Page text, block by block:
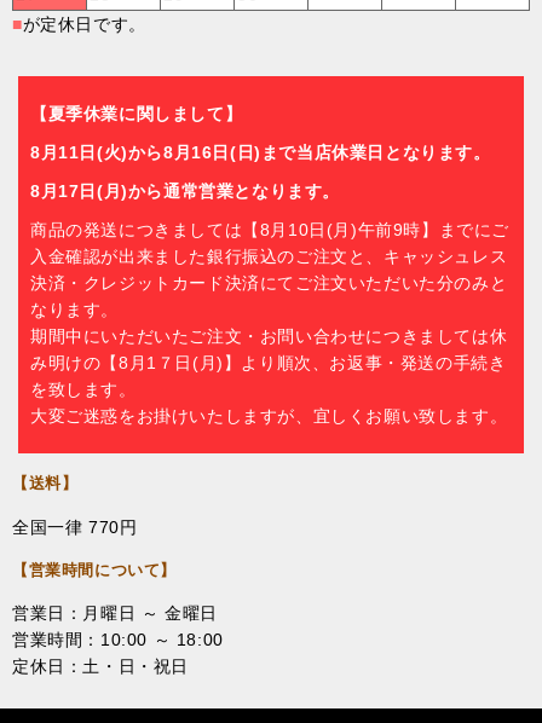
■が定休日です。
【夏季休業に関しまして】
8月11日(火)から8月16日(日)まで当店休業日となります。
8月17日(月)から通常営業となります。
商品の発送につきましては【8月10日(月)午前9時】までにご
入金確認が出来ました銀行振込のご注文と、キャッシュレス
決済・クレジットカード決済にてご注文いただいた分のみと
なります。
期間中にいただいたご注文・お問い合わせにつきましては休
み明けの【8月1７日(月)】より順次、お返事・発送の手続き
を致します。
大変ご迷惑をお掛けいたしますが、宜しくお願い致します。
【送料】
全国一律 770円
【営業時間について】
営業日：月曜日 ～ 金曜日
営業時間：10:00 ～ 18:00
定休日：土・日・祝日